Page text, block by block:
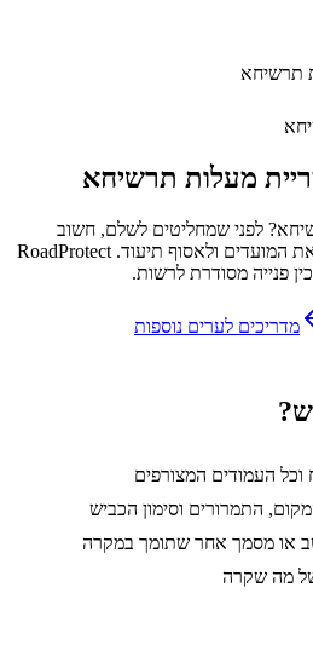
תרשיחא
מעלות תרשיחא
? לפני שמחליטים לשלם, חשוב
לקרוא את פרטי הדוח, לבדוק את המועדים ולאסוף תיעוד. RoadProtect
פנייה מסודרת לרשות.
מדריכים לערים נוספות
וכל העמודים המצורפים
התמרורים וסימון הכביש
או מסמך אחר שתומך במקרה
של מה שקרה